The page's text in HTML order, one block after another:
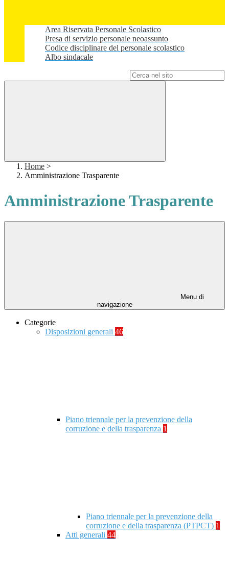
Area Riservata Personale Scolastico
Presa di servizio personale neoassunto
Codice disciplinare del personale scolastico
Albo sindacale
Home >
Amministrazione Trasparente
Amministrazione Trasparente
Menu di
navigazione
Categorie
Disposizioni generali 46
Piano triennale per la prevenzione della
corruzione e della trasparenza 1
Piano triennale per la prevenzione della
corruzione e della trasparenza (PTPCT) 1
Atti generali 44